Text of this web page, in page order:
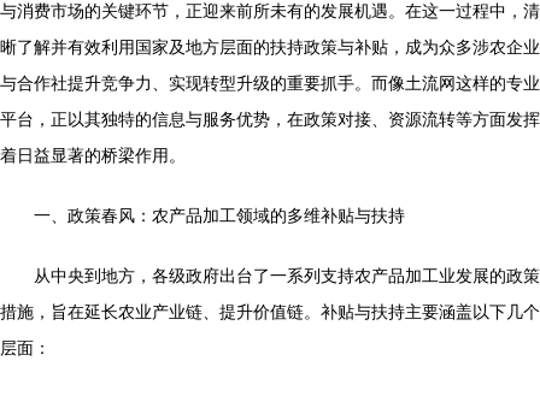
与消费市场的关键环节，正迎来前所未有的发展机遇。在这一过程中，清
晰了解并有效利用国家及地方层面的扶持政策与补贴，成为众多涉农企业
与合作社提升竞争力、实现转型升级的重要抓手。而像土流网这样的专业
平台，正以其独特的信息与服务优势，在政策对接、资源流转等方面发挥
着日益显著的桥梁作用。
一、政策春风：农产品加工领域的多维补贴与扶持
从中央到地方，各级政府出台了一系列支持农产品加工业发展的政策
措施，旨在延长农业产业链、提升价值链。补贴与扶持主要涵盖以下几个
层面：